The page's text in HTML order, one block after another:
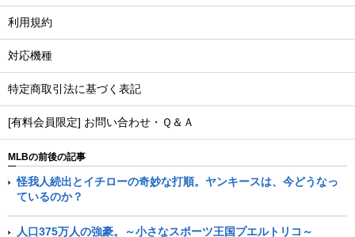
利用規約
対応機種
特定商取引法に基づく表記
[有料会員限定] お問い合わせ・Ｑ＆Ａ
MLBの前後の記事
怪我人続出とイチローの奇妙な打順。ヤンキースは、今どうなっ
ているのか？
人口375万人の強豪。～小さなスポーツ王国プエルトリコ～